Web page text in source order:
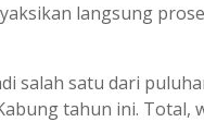
langsung
salah satu dari
tahun ini. Total,